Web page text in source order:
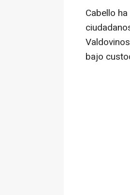
Cabello
bajo